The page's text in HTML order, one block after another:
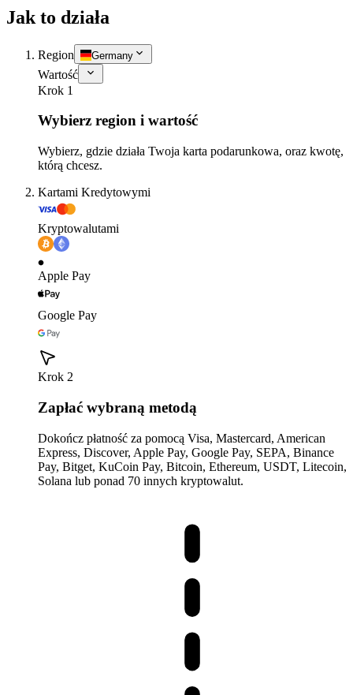
Jak to działa
Region Germany
Wartość
Krok 1
Wybierz region i wartość
Wybierz, gdzie działa Twoja karta podarunkowa, oraz kwotę,
którą chcesz.
Kartami Kredytowymi
Kryptowalutami
Apple Pay
Google Pay
Krok 2
Zapłać wybraną metodą
Dokończ płatność za pomocą Visa, Mastercard, American
Express, Discover, Apple Pay, Google Pay, SEPA, Binance
Pay, Bitget, KuCoin Pay, Bitcoin, Ethereum, USDT, Litecoin,
Solana lub ponad 70 innych kryptowalut.